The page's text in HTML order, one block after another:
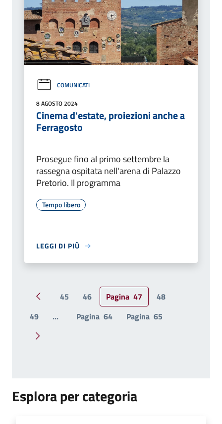
COMUNICATI
8 AGOSTO 2024
Cinema d'estate, proiezioni anche a
Ferragosto
Prosegue fino al primo settembre la
rassegna ospitata nell'arena di Palazzo
Pretorio. Il programma
Tempo libero
LEGGI DI PIÙ
Pagina precedente
45 46 Pagina 47
48
49
... Pagina 64 Pagina 65
Pagina successiva
Esplora per categoria